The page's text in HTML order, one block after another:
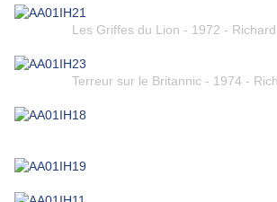
Les Griffes du Lion - 1972 - Richard
Terreur sur le Britannic - 1974 -